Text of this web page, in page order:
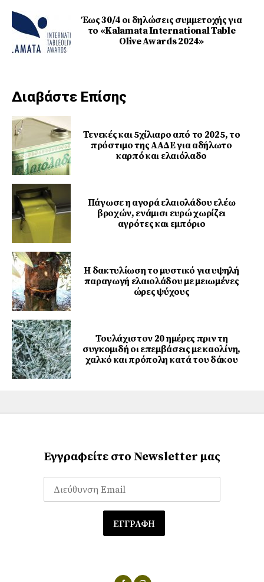
Έως 30/4 οι δηλώσεις συμμετοχής για
το «Kalamata International Table
Olive Awards 2024»
Διαβάστε Επίσης
Τενεκές και 5χίλιαρο από το 2025, το
πρόστιμο της ΑΑΔΕ για αδήλωτο
καρπό και ελαιόλαδο
Πάγωσε η αγορά ελαιολάδου ελέω
βροχών, ενάμισι ευρώ χωρίζει
αγρότες και εμπόριο
Η δακτυλίωση το μυστικό για υψηλή
παραγωγή ελαιολάδου με μειωμένες
ώρες ψύχους
Τουλάχιστον 20 ημέρες πριν τη
συγκομιδή οι επεμβάσεις με καολίνη,
χαλκό και πρόπολη κατά του δάκου
Εγγραφείτε στο Newsletter μας